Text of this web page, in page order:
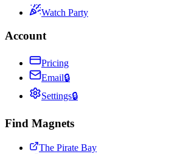
Watch Party
Account
Pricing
Email🔒
Settings🔒
Find Magnets
The Pirate Bay